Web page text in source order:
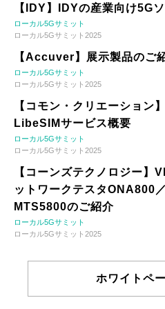
【IDY】IDYの産業向け5G
ローカル5Gサミット
ローカル5Gサミット2025
【Accuver】展示製品のご
ローカル5Gサミット
ローカル5Gサミット2025
【コモン・クリエーション
LibeSIMサービス概要
ローカル5Gサミット
ローカル5Gサミット2025
【コーンズテクノロジー
ットワークテスタONA800
MTS5800のご紹介
ローカル5Gサミット
ローカル5Gサミット2025
ホワイトペ